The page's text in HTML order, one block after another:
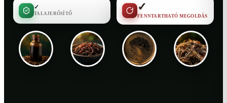
✓
TALAJERŐSÍTŐ
✓
FENNTARTHATÓ MEGOLDÁS